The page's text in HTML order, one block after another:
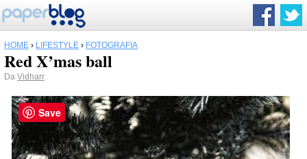
HOME › LIFESTYLE › FOTOGRAFIA
Red X’mas ball
Da Vidharr
Save